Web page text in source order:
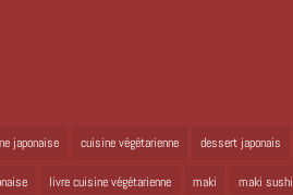
japonaise cuisine végétarienne dessert japonais
livre cuisine végétarienne maki maki sushi